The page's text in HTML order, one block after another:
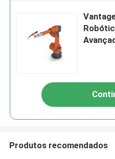
Produtos recomendados